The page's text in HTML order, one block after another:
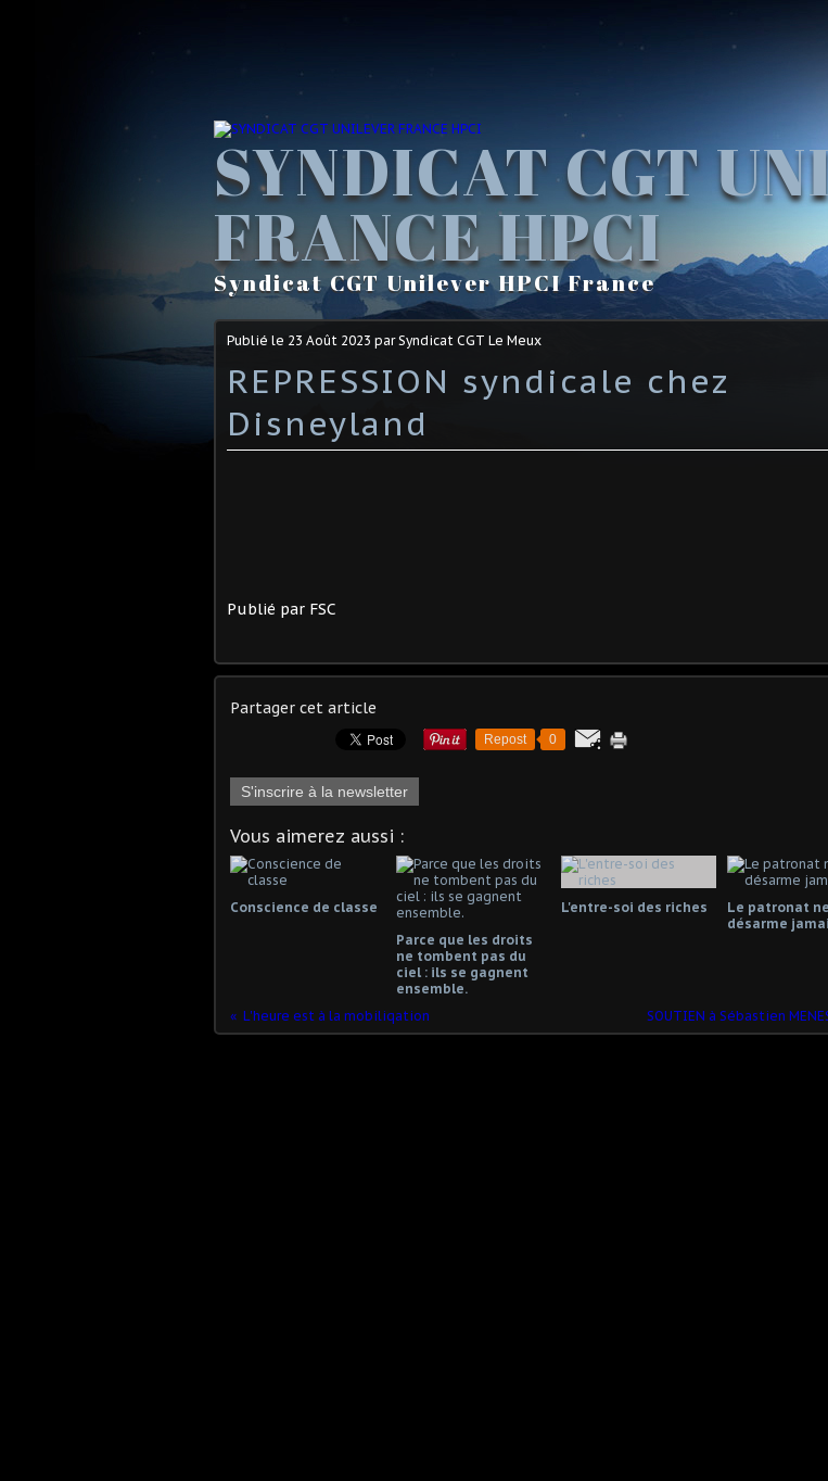
SYNDICAT CGT
FRANCE HPCI
Syndicat CGT Unilever HPCI France
Publié le 23 Août 2023 par Syndicat CGT Le Meux
REPRESSION syndicale chez
Disneyland
Publié par FSC
Partager cet article
Repost 0
S'inscrire à la newsletter
Vous aimerez aussi :
Conscience de classe
Parce que les droits
ne tombent pas du
ciel : ils se gagnent
ensemble.
L'entre-soi des riches
Le patronat ne
désarme
L'heure est à la mobiliqation SOUTIEN à Sébastien